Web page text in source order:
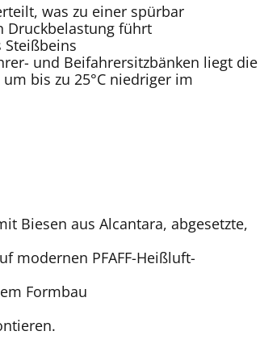
was zu einer spürbar
Druckbelastung führt
Steißbeins
und Beifahrersitzbänken liegt die
bis zu 25°C niedriger im
Biesen aus Alcantara, abgesetzte,
modernen PFAFF-Heißluft-
Formbau